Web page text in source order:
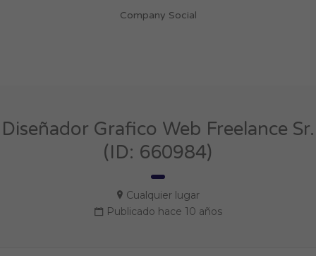
Company Social
Diseñador Grafico Web Freelance Sr.
(ID: 660984)
Cualquier lugar
Publicado hace 10 años